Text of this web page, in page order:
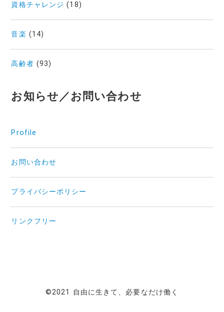
資格チャレンジ (18)
音楽 (14)
高齢者 (93)
お知らせ／お問い合わせ
Profile
お問い合わせ
プライバシーポリシー
リンクフリー
©2021 自由に生きて、必要なだけ働く